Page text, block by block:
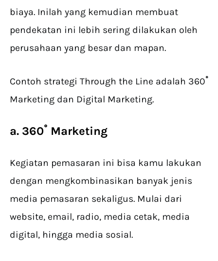
biaya. Inilah yang kemudian membuat
pendekatan ini lebih sering dilakukan oleh
perusahaan yang besar dan mapan.
Contoh strategi Through the Line adalah 360˚
Marketing dan Digital Marketing.
a. 360˚ Marketing
Kegiatan pemasaran ini bisa kamu lakukan
dengan mengkombinasikan banyak jenis
media pemasaran sekaligus. Mulai dari
website, email, radio, media cetak, media
digital, hingga media sosial.